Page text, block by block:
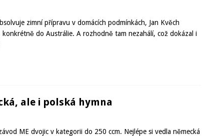
zimní přípravu v domácích podmínkách, Jan Kvěch
do Austrálie. A rozhodně tam nezahálí, což dokázal i
ale i polská hymna
ME dvojic v kategorii do 250 ccm. Nejlépe si vedla německá